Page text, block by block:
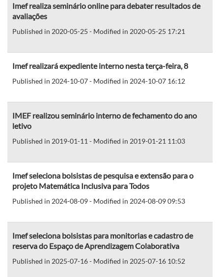
Imef realiza seminário online para debater resultados de
avaliações
Published in 2020-05-25 - Modified in 2020-05-25 17:21
Imef realizará expediente interno nesta terça-feira, 8
Published in 2024-10-07 - Modified in 2024-10-07 16:12
IMEF realizou seminário interno de fechamento do ano
letivo
Published in 2019-01-11 - Modified in 2019-01-21 11:03
Imef seleciona bolsistas de pesquisa e extensão para o
projeto Matemática Inclusiva para Todos
Published in 2024-08-09 - Modified in 2024-08-09 09:53
Imef seleciona bolsistas para monitorias e cadastro de
reserva do Espaço de Aprendizagem Colaborativa
Published in 2025-07-16 - Modified in 2025-07-16 10:52